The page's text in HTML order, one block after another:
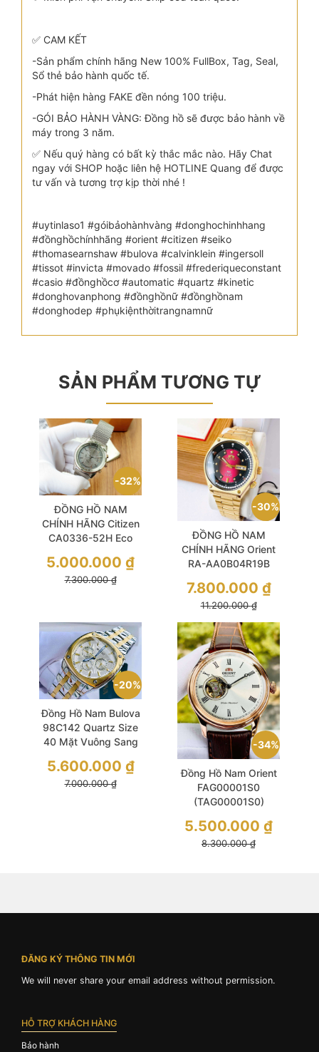
✅ CAM KẾT
-Sản phẩm chính hãng New 100% FullBox, Tag, Seal,
Sổ thẻ bảo hành quốc tế.
-Phát hiện hàng FAKE đền nóng 100 triệu.
-GÓI BẢO HÀNH VÀNG: Đồng hồ sẽ được bảo hành về
máy trong 3 năm.
✅ Nếu quý hàng có bất kỳ thắc mắc nào. Hãy Chat
ngay với SHOP hoặc liên hệ HOTLINE Quang để được
tư vấn và tương trợ kịp thời nhé !
#uytinlaso1 #góibảohànhvàng #donghochinhhang
#đồnghồchínhhãng #orient #citizen #seiko
#thomasearnshaw #bulova #calvinklein #ingersoll
#tissot #invicta #movado #fossil #frederiqueconstant
#casio #đồnghồcơ #automatic #quartz #kinetic
#donghovanphong #đồnghồnữ #đồnghồnam
#donghodep #phụkiệnthờitrangnamnữ
SẢN PHẨM TƯƠNG TỰ
32%
ĐỒNG HỒ NAM
CHÍNH HÃNG Citizen
CA0336-52H Eco
Chronograph Silver
Stainless Steel For
7.300.000₫
5.000.000 ₫
30%
ĐỒNG HỒ NAM
CHÍNH HÃNG Orient
RA-AA0B04R19B
42mm WR 5ATM
11.200.000₫
7.800.000 ₫
20%
Đồng Hồ Nam Bulova
98C142 Quartz Size
40 Mặt Vuông Sang
7.000.000₫
5.600.000 ₫
34%
Đồng Hồ Nam Orient
FAG00001S0
(TAG00001S0)
Caballero Rose Gold
Case
8.300.000₫
5.500.000 ₫
ĐĂNG KÝ THÔNG TIN MỚI
We will never share your email address without permission.
HỖ TRỢ KHÁCH HÀNG
Bảo hành